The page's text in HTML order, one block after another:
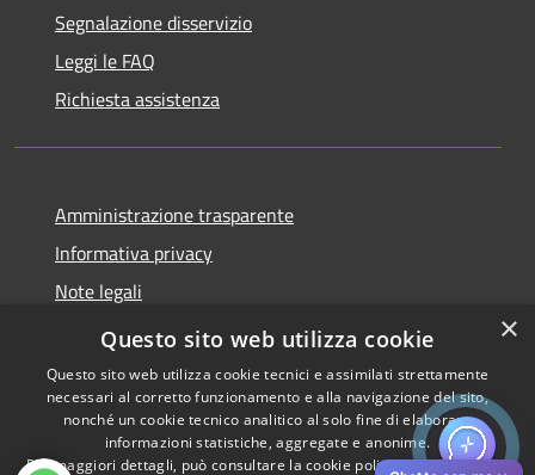
Segnalazione disservizio
Leggi le FAQ
Richiesta assistenza
Amministrazione trasparente
Informativa privacy
Note legali
Dichiarazione di accessibilità
Copyright © 2026 • Comune di
×
Questo sito web utilizza cookie
Questo sito web utilizza cookie tecnici e assimilati strettamente
necessari al corretto funzionamento e alla navigazione del sito,
nonché un cookie tecnico analitico al solo fine di elaborare
informazioni statistiche, aggregate e anonime.
Per maggiori dettagli, può consultare la cookie policy al seguentelink